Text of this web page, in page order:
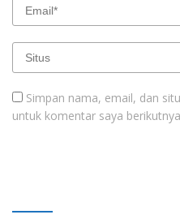
Simpan nama, email, dan
untuk komentar saya